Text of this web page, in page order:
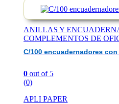
ANILLAS Y
COMPLEMENTOS DE
C/100 encuadernadores
0 out of 5
(0)
APLI PAPER